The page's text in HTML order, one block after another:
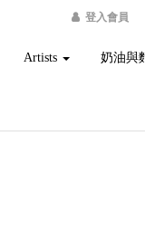
登入會員
Artists 奶油與